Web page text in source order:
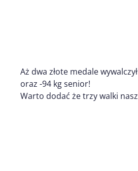
Aż dwa złote medale
oraz -94 kg senior!
Warto dodać że trzy walki